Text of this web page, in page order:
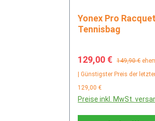
Yonex Pro Racquet Bag 9er
Tennisbag
Verkaufspreis:
129,00 € Regulärer Preis:
149,90 €
| Günstigster Preis der
129,00 €
Preise inkl. MwSt.